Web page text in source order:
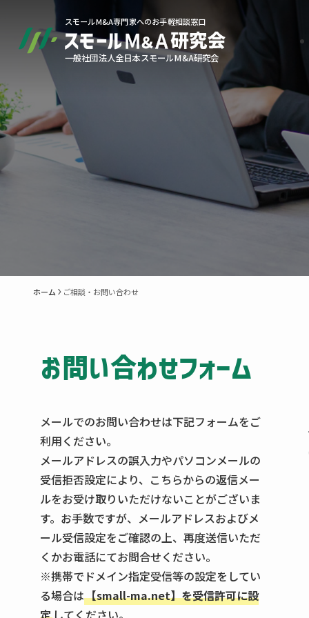
スモールM&A専門家へのお手軽相談窓口
一般社団法人全日本スモールM&A研究会
ホーム ご相談・お問い合わせ
お問い合わせフォーム
メールでのお問い合わせは下記フォームをご
利用ください。
メールアドレスの誤入力やパソコンメールの
受信拒否設定により、こちらからの返信メー
ルをお受け取りいただけないことがございま
す。お手数ですが、メールアドレスおよびメ
ール受信設定をご確認の上、再度送信いただ
くかお電話にてお問合せください。
※携帯でドメイン指定受信等の設定をしてい
る場合は【small-ma.net】を受信許可に設